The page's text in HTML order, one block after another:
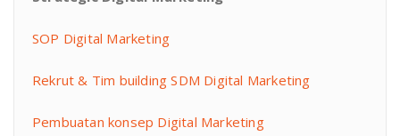
SOP Digital Marketing
Rekrut & Tim building SDM Digital Marketing
Pembuatan konsep Digital Marketing